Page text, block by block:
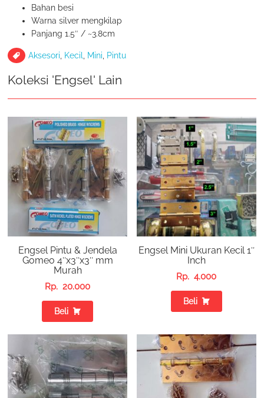
Bahan besi
Warna silver mengkilap
Panjang 1.5″ / ~3.8cm
Aksesori Kecil Mini Pintu
Koleksi 'Engsel' Lain
Engsel Pintu & Jendela
Gomeo 4″x3″x3″ mm
Murah
Rp. 20.000
Beli
Engsel Mini Ukuran Kecil 1″
Inch
Rp. 4.000
Beli